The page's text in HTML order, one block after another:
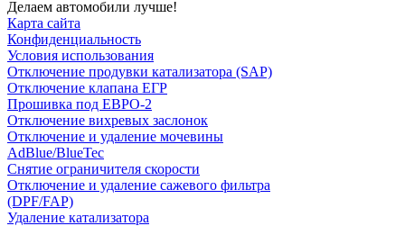
Делаем автомобили лучше!
Карта сайта
Конфиденциальность
Условия использования
Отключение продувки катализатора (SAP)
Отключение клапана ЕГР
Прошивка под ЕВРО-2
Отключение вихревых заслонок
Отключение и удаление мочевины
AdBlue/BlueTec
Снятие ограничителя скорости
Отключение и удаление сажевого фильтра
(DPF/FAP)
Удаление катализатора